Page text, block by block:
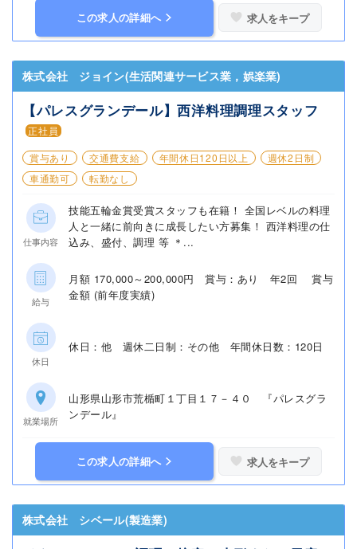
この求人の詳細へ 求人をキープ
株式会社 ジョイン(生活関連サービス業，娯楽業)
【パレスグランデール】西洋料理調理スタッフ
正社員
賞与あり
交通費支給 年間休日120日以上
週休2日制
車通勤可
転勤なし
仕事内容
技能五輪金賞受賞スタッフも在籍！ 全国レベルの料理
人と一緒に前向きに成長したい方募集！ 西洋料理の仕
込み、盛付、調理 等 ＊...
給与
月額 170,000～200,000円 賞与：あり 年2回 賞与
金額 (前年度実績)
休日
休日：他 週休二日制：その他 年間休日数：120日
就業場所
山形県山形市荒楯町１丁目１７－４０ 『パレスグラ
ンデール』
この求人の詳細へ 求人をキープ
株式会社 シベール(製造業)